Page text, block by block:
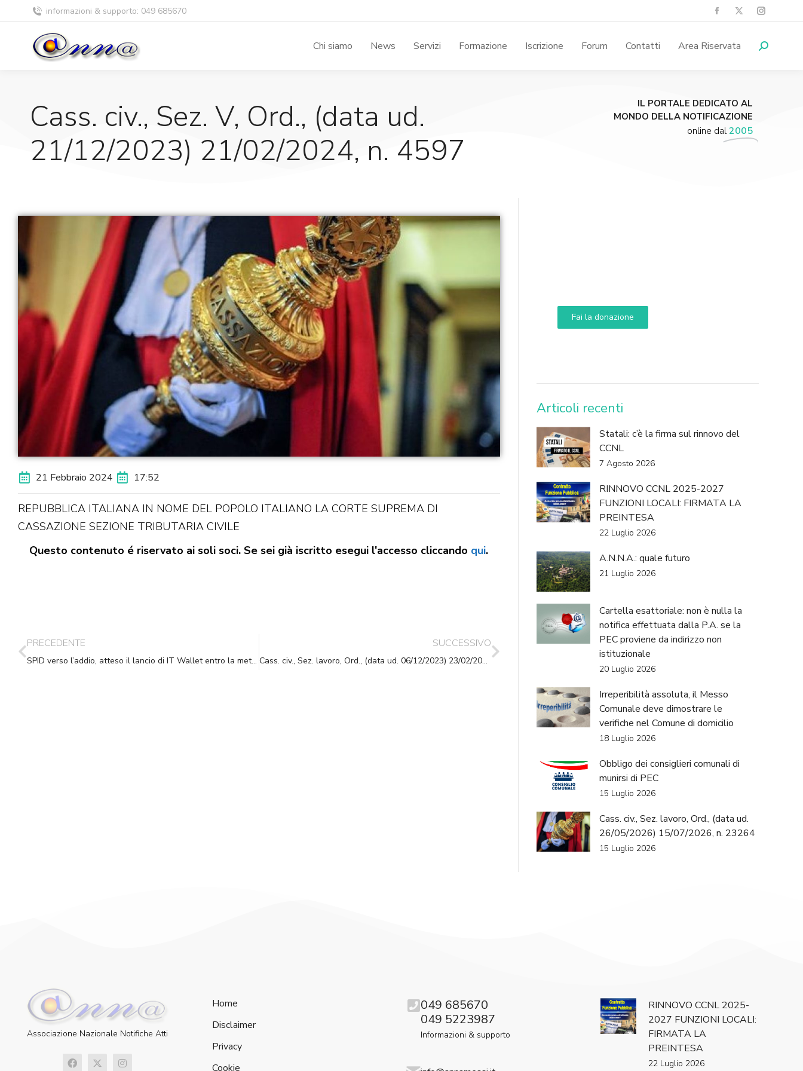
informazioni & supporto: 049 685670
Chi siamo News Servizi Formazione Iscrizione Forum Contatti Area Riservata
Cass. civ., Sez. V, Ord., (data ud.
21/12/2023) 21/02/2024, n. 4597
IL PORTALE DEDICATO AL
MONDO DELLA NOTIFICAZIONE
online dal2005
21 Febbraio 2024 17:52
REPUBBLICA ITALIANA IN NOME DEL POPOLO ITALIANO LA CORTE SUPREMA DI
CASSAZIONE SEZIONE TRIBUTARIA CIVILE
Questo contenuto é riservato ai soli soci. Se sei già iscritto esegui l'accesso cliccando qui.
PRECEDENTE
SPID verso l’addio, atteso il lancio di IT Wallet entro la metà del 2024
SUCCESSIVO
Cass. civ., Sez. lavoro, Ord., (data ud. 06/12/2023) 23/02/2024, n. 4902
Fai la donazione
DONA
Articoli recenti
Statali: c’è la firma sul rinnovo del
CCNL
7 Agosto 2026
RINNOVO CCNL 2025-2027
FUNZIONI LOCALI: FIRMATA LA
PREINTESA
22 Luglio 2026
A.N.N.A.: quale futuro
21 Luglio 2026
Cartella esattoriale: non è nulla la
notifica effettuata dalla P.A. se la
PEC proviene da indirizzo non
istituzionale
20 Luglio 2026
Irreperibilità assoluta, il Messo
Comunale deve dimostrare le
verifiche nel Comune di domicilio
18 Luglio 2026
Obbligo dei consiglieri comunali di
munirsi di PEC
15 Luglio 2026
Cass. civ., Sez. lavoro, Ord., (data ud.
26/05/2026) 15/07/2026, n. 23264
15 Luglio 2026
Associazione Nazionale Notifiche Atti
Home
Disclaimer
Privacy
Cookie
049 685670
049 5223987
Informazioni & supporto
RINNOVO CCNL 2025-
2027 FUNZIONI LOCALI:
FIRMATA LA
PREINTESA
22 Luglio 2026